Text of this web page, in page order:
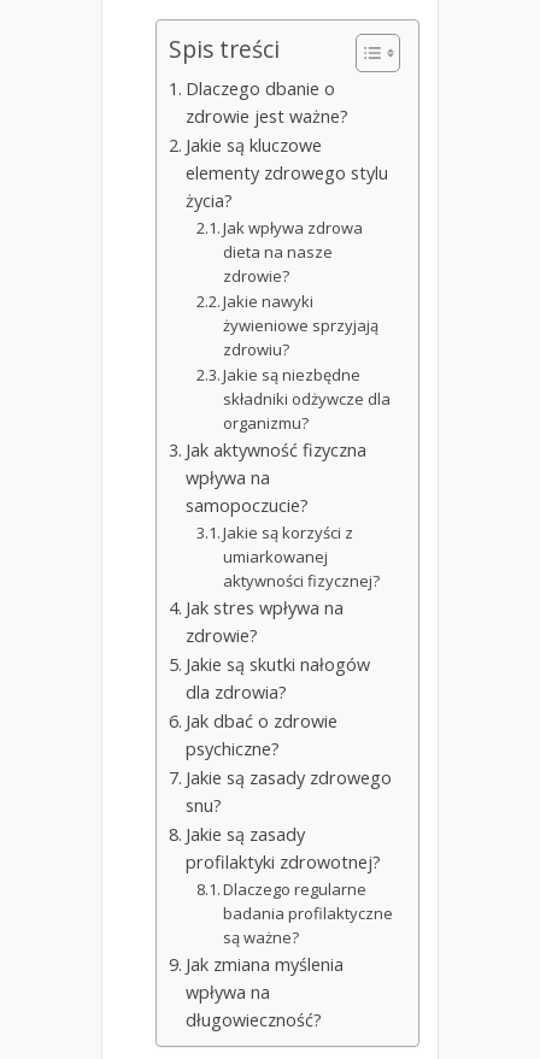
Spis treści
Dlaczego dbanie o
zdrowie jest ważne?
Jakie są kluczowe
elementy zdrowego stylu
życia?
Jak wpływa zdrowa
dieta na nasze
zdrowie?
Jakie nawyki
żywieniowe sprzyjają
zdrowiu?
Jakie są niezbędne
składniki odżywcze dla
organizmu?
Jak aktywność fizyczna
wpływa na
samopoczucie?
Jakie są korzyści z
umiarkowanej
aktywności fizycznej?
Jak stres wpływa na
zdrowie?
Jakie są skutki nałogów
dla zdrowia?
Jak dbać o zdrowie
psychiczne?
Jakie są zasady zdrowego
snu?
Jakie są zasady
profilaktyki zdrowotnej?
Dlaczego regularne
badania profilaktyczne
są ważne?
Jak zmiana myślenia
wpływa na
długowieczność?